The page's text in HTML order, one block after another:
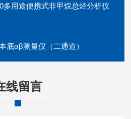
多用途便携式非甲烷总烃分析仪
底αβ测量仪（二通道）
线留言